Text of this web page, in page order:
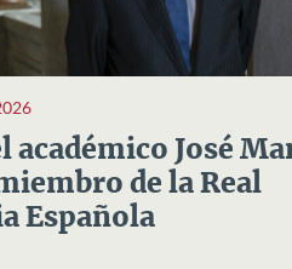
académico José
de la Real
Española